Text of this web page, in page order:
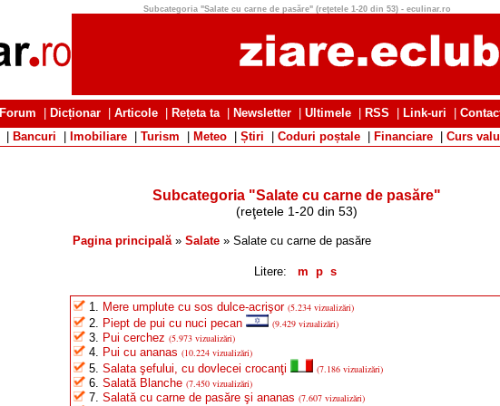
Subcategoria "Salate cu carne de pasăre" (reţetele 1-20 din 53) - eculinar.ro
Forum Dicționar Articole Rețeta ta| Newsletter Ultimele RSS Link-uri
Bancuri Imobiliare Turism Meteo Știri Coduri poștale Financiare Curs
Subcategoria "Salate cu carne de pasăre"
(reţetele 1-20 din 53)
Pagina principală» Salate » Salate cu carne de pasăre
Litere: m p s
1. Mere umplute cu sos dulce-acrişor (5.234 vizualizări)
2. Piept de pui cu nuci pecan (9.429 vizualizări)
3. Pui cerchez (5.973 vizualizări)
4. Pui cu ananas (10.224 vizualizări)
5. Salata şefului, cu dovlecei crocanţi (7.186 vizualizări)
6. Salată Blanche (7.450 vizualizări)
7. Salată cu carne de pasăre şi ananas (7.607 vizualizări)